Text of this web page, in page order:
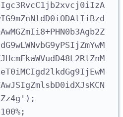
+PHN0b3Agb2Z
);